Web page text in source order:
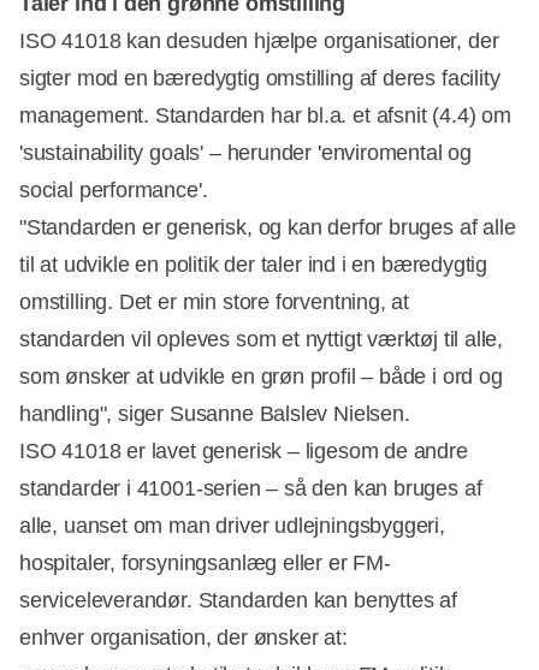
ISO 41018 kan desuden hjælpe organisationer, der
sigter mod en bæredygtig omstilling af deres facility
management. Standarden har bl.a. et afsnit (4.4) om
'sustainability goals' – herunder 'enviromental og
social performance'.
"Standarden er generisk, og kan derfor bruges af alle
til at udvikle en politik der taler ind i en bæredygtig
omstilling. Det er min store forventning, at
standarden vil opleves som et nyttigt værktøj til alle,
som ønsker at udvikle en grøn profil – både i ord og
handling", siger Susanne Balslev Nielsen.
ISO 41018 er lavet generisk – ligesom de andre
standarder i 41001-serien – så den kan bruges af
alle, uanset om man driver udlejningsbyggeri,
hospitaler, forsyningsanlæg eller er FM-
serviceleverandør. Standarden kan benyttes af
enhver organisation, der ønsker at: